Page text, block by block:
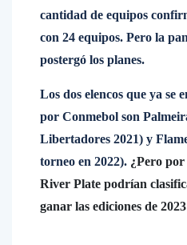
cantidad de equipos
con 24 equipos. Pero la
postergó los planes.
Los dos elencos que ya se
por Conmebol son
Libertadores 2021) y
torneo en 2022). ¿Pero
River Plate podrían
ganar las ediciones de